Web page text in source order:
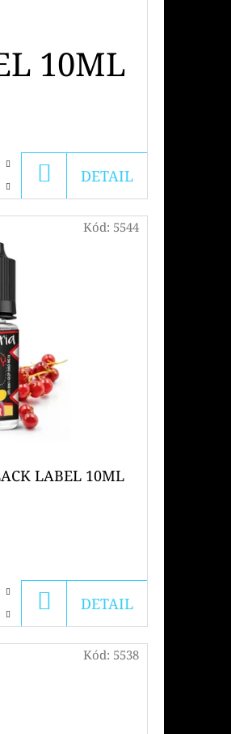
10ML
KOŠÍKU
DETAIL
LABEL 10ML
KOŠÍKU
DETAIL
Kód: 5544
Kód: 5538